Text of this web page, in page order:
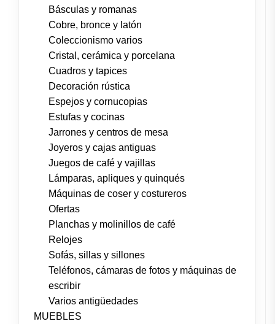
Básculas y romanas
Cobre, bronce y latón
Coleccionismo varios
Cristal, cerámica y porcelana
Cuadros y tapices
Decoración rústica
Espejos y cornucopias
Estufas y cocinas
Jarrones y centros de mesa
Joyeros y cajas antiguas
Juegos de café y vajillas
Lámparas, apliques y quinqués
Máquinas de coser y costureros
Ofertas
Planchas y molinillos de café
Relojes
Sofás, sillas y sillones
Teléfonos, cámaras de fotos y máquinas de
escribir
Varios antigüedades
MUEBLES